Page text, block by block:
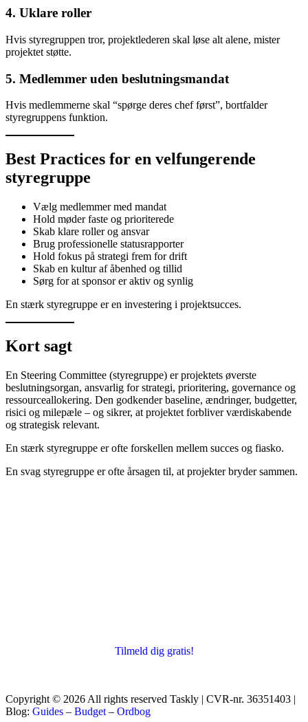
4. Uklare roller
Hvis styregruppen tror, projektlederen skal løse alt alene, mister
projektet støtte.
5. Medlemmer uden beslutningsmandat
Hvis medlemmerne skal “spørge deres chef først”, bortfalder
styregruppens funktion.
Best Practices for en velfungerende
styregruppe
Vælg medlemmer med mandat
Hold møder faste og prioriterede
Skab klare roller og ansvar
Brug professionelle statusrapporter
Hold fokus på strategi frem for drift
Skab en kultur af åbenhed og tillid
Sørg for at sponsor er aktiv og synlig
En stærk styregruppe er en investering i projektsucces.
Kort sagt
En Steering Committee (styregruppe) er projektets øverste
beslutningsorgan, ansvarlig for strategi, prioritering, governance og
ressourceallokering. Den godkender baseline, ændringer, budgetter,
risici og milepæle – og sikrer, at projektet forbliver værdiskabende
og strategisk relevant.
En stærk styregruppe er ofte forskellen mellem succes og fiasko.
En svag styregruppe er ofte årsagen til, at projekter bryder sammen.
Tilmeld dig gratis!
Copyright © 2026 All rights reserved Taskly | CVR-nr. 36351403 |
Blog: Guides – Budget – Ordbog